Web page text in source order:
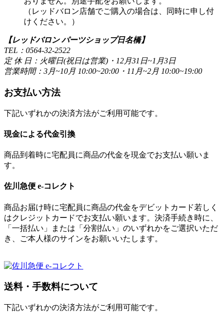
（レッドバロン店舗でご購入の場合は、同時に申し付
けください。）
【レッドバロン パーツショップ日名橋】
TEL：0564-32-2522
定 休 日：火曜日(祝日は営業)・12月31日~1月3日
営業時間：3月~10月 10:00~20:00・11月~2月 10:00~19:00
お支払い方法
下記いずれかの決済方法がご利用可能です。
現金による代金引換
商品到着時に宅配員に商品の代金を現金でお支払い願いま
す。
佐川急便 e-コレクト
商品お届け時に宅配員に商品の代金をデビットカード若しく
はクレジットカードでお支払い願います。決済手続き時に、
「一括払い」または「分割払い」のいずれかをご選択いただ
き、ご本人様のサインをお願いいたします。
送料・手数料について
下記いずれかの決済方法がご利用可能です。